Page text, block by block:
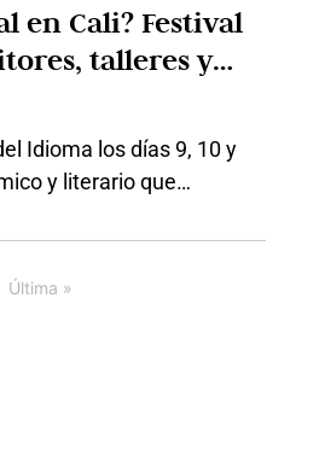
en Cali? Festival
talleres y
Idioma los días 9, 10 y
y literario que
requiere inscripción
centrada en el análisis
Última »